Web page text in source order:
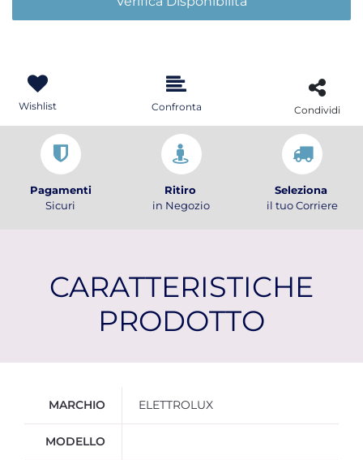
Wishlist Confronta Condividi
Pagamenti
Sicuri
Ritiro
in Negozio
Seleziona
il tuo Corriere
CARATTERISTICHE
PRODOTTO
MARCHIO ELETTROLUX
MODELLO